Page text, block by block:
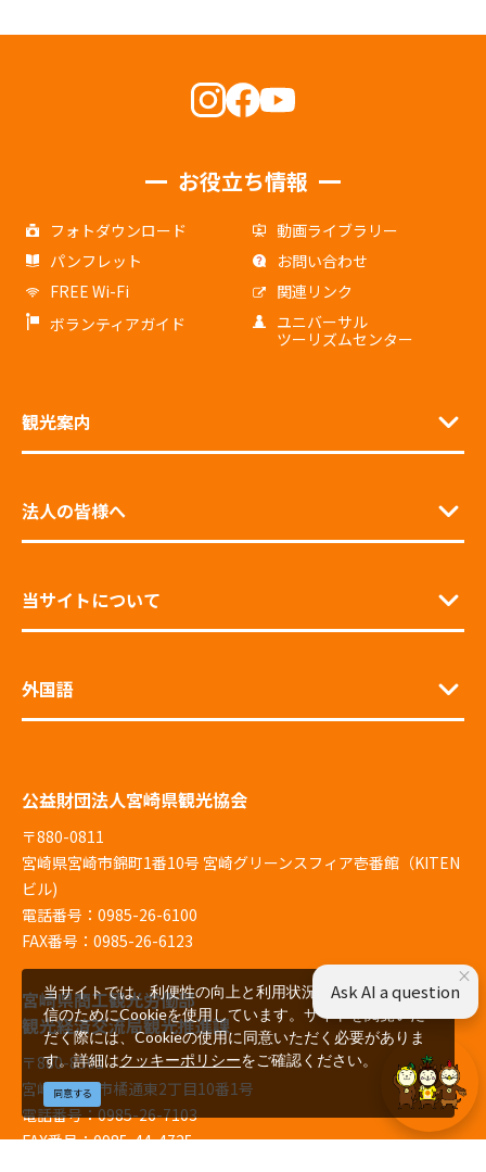
お役立ち情報
フォトダウンロード
動画ライブラリー
パンフレット
お問い合わせ
FREE Wi-Fi
関連リンク
ボランティアガイド
ユニバーサル
ツーリズムセンター
観光案内
法人の皆様へ
当サイトについて
外国語
公益財団法人宮崎県観光協会
〒880-0811
宮崎県宮崎市錦町1番10号 宮崎グリーンスフィア壱番館（KITEN
ビル)
電話番号：0985-26-6100
FAX番号：0985-26-6123
宮崎県商工観光労働部
観光経済交流局観光推進課
〒880-8501
宮崎県宮崎市橘通東2丁目10番1号
電話番号：0985-26-7103
FAX番号：0985-44-4725
当サイトでは、利便性の向上と利用状況の解析、広告配
信のためにCookieを使用しています。サイトを閲覧いた
だく際には、Cookieの使用に同意いただく必要がありま
す。詳細はクッキーポリシーをご確認ください。
同意する
×
Ask AI a question